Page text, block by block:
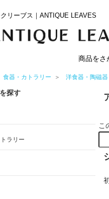
リーブス｜ANTIQUE LEAVES
商品をさ
食器・カトラリー ＞ 洋食器・陶磁器
こ
探す
ラリー